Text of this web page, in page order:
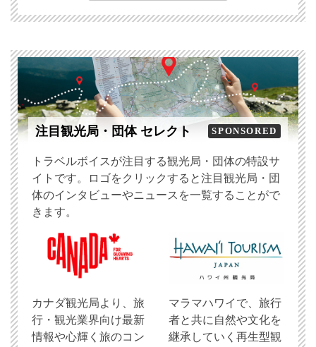
注目観光局・団体 セレクト SPONSORED
トラベルボイスが注目する観光局・団体の特設サ
イトです。ロゴをクリックすると注目観光局・団
体のインタビューやニュースを一覧することがで
きます。
​カナダ観光局より、旅
行・観光業界向け最新
情報や心輝く旅のコン
マラマハワイで、旅行
者と共に自然や文化を
継承していく再生型観